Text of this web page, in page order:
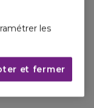
les
et fermer